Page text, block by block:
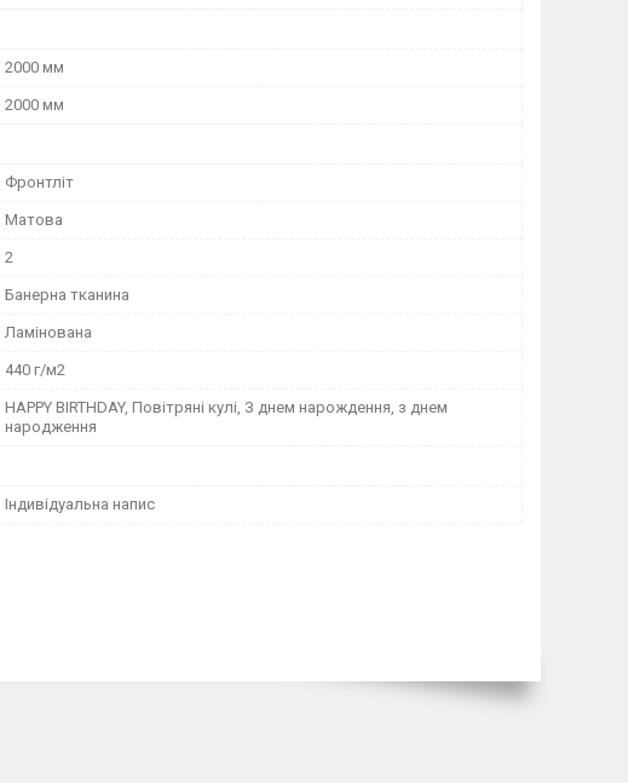
2000 мм
2000 мм
Фронтліт
Матова
2
Банерна тканина
Ламінована
440 г/м2
HAPPY BIRTHDAY, Повітряні кулі, З днем нарождення, з днем
народження
Індивідуальна напис